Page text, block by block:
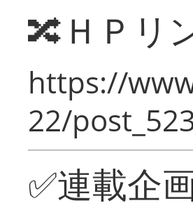
🔀ＨＰリ
https://
22/
✅連載企